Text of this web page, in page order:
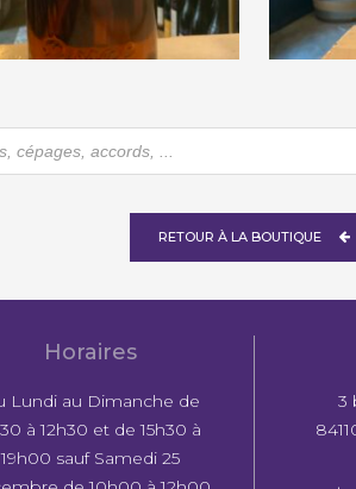
RETOUR À LA BOUTIQUE
Horaires
Lundi au Dimanche de
à 12h30 et de 15h30 à
19h00 sauf Samedi 25
3